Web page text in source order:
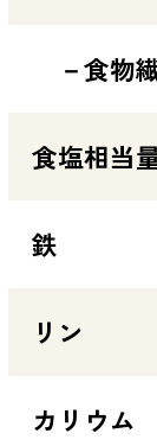
－食物
食塩相当
鉄
リン
カリウム